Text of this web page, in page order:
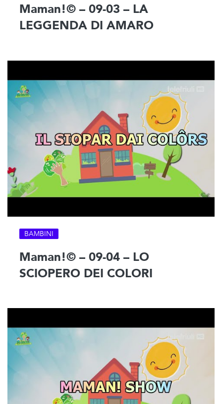
Maman!© – 09-03 – LA
LEGGENDA DI AMARO
BAMBINI
Maman!© – 09-04 – LO
SCIOPERO DEI COLORI